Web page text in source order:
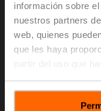
información sobre
nuestros partners
web, quienes
que les haya
partir del uso que
óptima de nuestras
digitalización.Esto
colaboración con
optimización de
que ofrecen las